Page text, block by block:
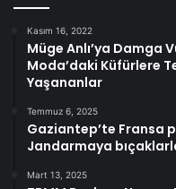
Kasım 16, 2022
Müge Anlı’ya Damga
Moda’daki Küfürlere
Yaşananlar
Temmuz 6, 2025
Gaziantep’te Fransa
Jandarmaya
Mart 13, 2025